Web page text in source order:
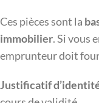
Ces pièces sont la
immobilier. Si vous
emprunteur doit
Justificatif